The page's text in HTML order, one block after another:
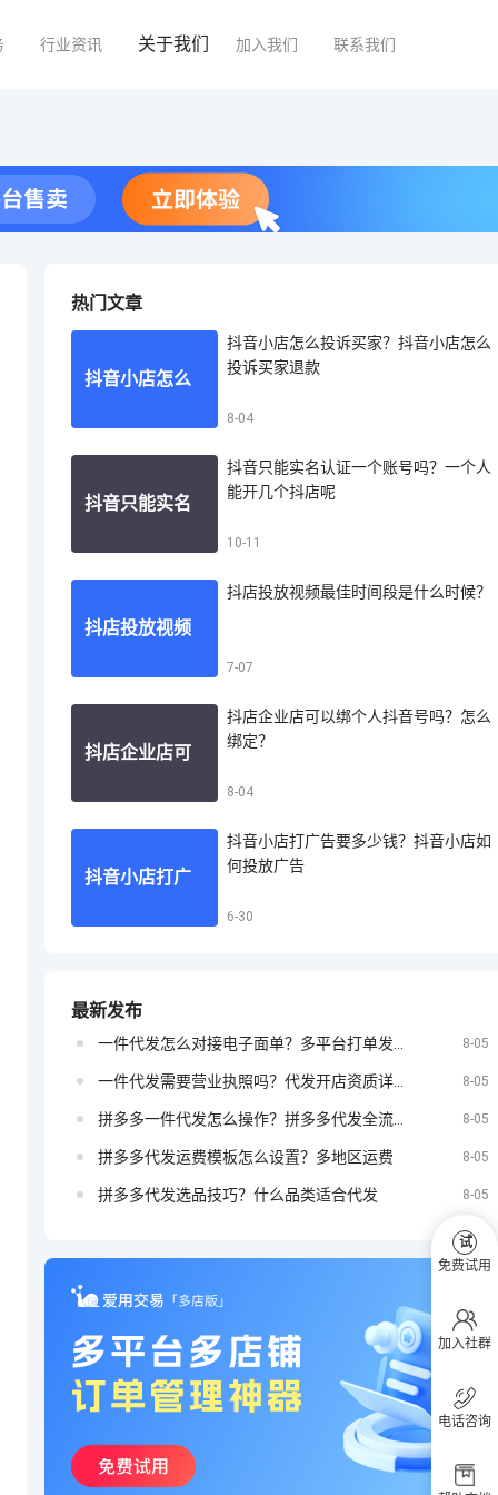
行业资讯 关于我们 加入我们 联系我们
热门文章
抖音小店怎么
音小店怎么投
诉买家退款
抖音小店怎么投诉买家？抖音小店怎么
投诉买家退款
8-04
抖音只能实名
吗？一个人能
开几个抖店呢
抖音只能实名认证一个账号吗？一个人
能开几个抖店呢
10-11
抖店投放视频
什么时候？
抖店投放视频最佳时间段是什么时候？
7-07
抖店企业店可
定？
抖店企业店可以绑个人抖音号吗？怎么
绑定？
8-04
抖音小店打广
抖音小店如何
投放广告
抖音小店打广告要多少钱？抖音小店如
何投放广告
6-30
最新发布
8-05
8-05
8-05
拼多多代发运费模板怎么设置？多地区运费 8-05
拼多多代发选品技巧？什么品类适合代发 8-05
试
免费试用
加入社群
电话咨询